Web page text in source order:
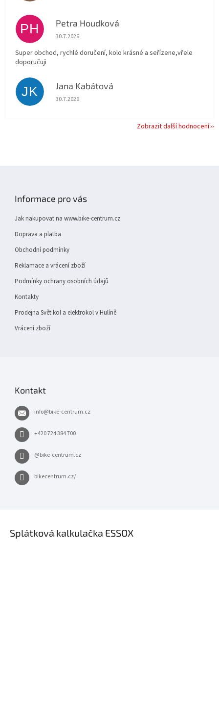
PH Petra Houdková
Hodnocení obchodu je 5 z 5 hvězdiček.
30.7.2026
Super obchod, rychlé doručení, kolo krásné a seřízene,vřele
doporučuji
JK Jana Kabátová
Hodnocení obchodu je 5 z 5 hvězdiček.
30.7.2026
Zobrazit další hodnocení
Informace pro vás
Jak nakupovat na www.bike-centrum.cz
Doprava a platba
Obchodní podmínky
Reklamace a vrácení zboží
Podmínky ochrany osobních údajů
Kontakty
Prodejna Svět kol a elektrokol v Hulíně
Vrácení zboží
Kontakt
info@bike-centrum.cz
+420 724 384 700
@bike-centrum.cz
bikecentrum.cz/
Splátková kalkulačka ESSOX